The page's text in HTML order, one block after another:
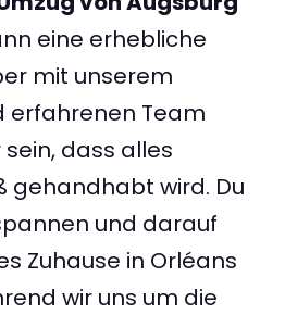
eine erhebliche
mit unserem
erfahrenen Team
dass alles
gehandhabt wird. Du
und darauf
Zuhause in Orléans
wir uns um die